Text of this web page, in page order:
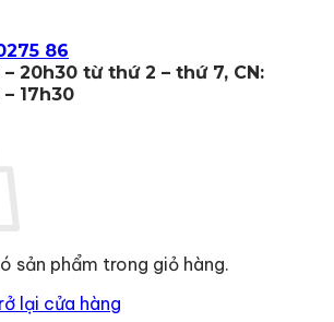
86
20h30 từ thứ 2 – thứ 7, CN:
17h30
sản phẩm trong giỏ hàng.
lại cửa hàng